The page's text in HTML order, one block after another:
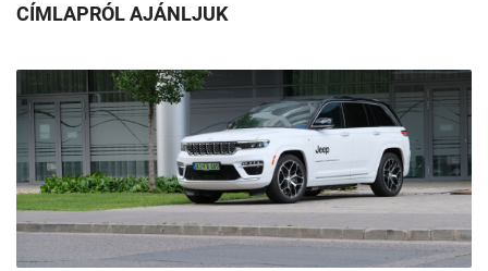
CÍMLAPRÓL AJÁNLJUK